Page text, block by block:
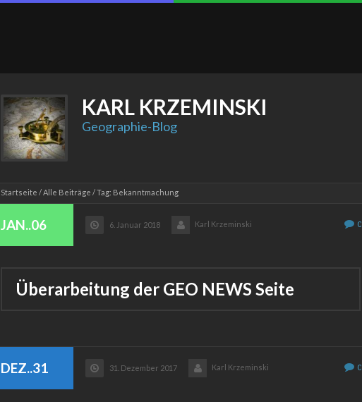
KARL KRZEMINSKI
Geographie-Blog
Startseite Alle Beiträge Tag: Bekanntmachung
JAN..06 6. Januar 2018 0
Karl Krzeminski
Überarbeitung der GEO NEWS Seite
DEZ..31 31. Dezember 2017 0
Karl Krzeminski